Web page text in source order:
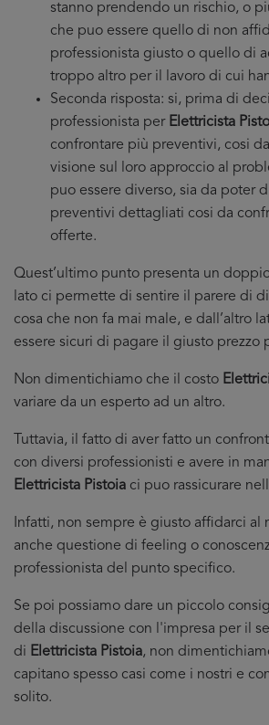
stanno prendendo un rischio, o
che puo essere quello di non
professionista giusto o quello di
troppo altro per il lavoro di cui
Seconda risposta: si, prima di
professionista per Elettricista
confrontare più preventivi, cosi
visione sul loro approccio al
puo essere diverso, sia da poter
preventivi dettagliati cosi da
offerte.
Quest’ultimo punto presenta un
lato ci permette di sentire il parere di
cosa che non fa mai male, e dall’altro
essere sicuri di pagare il giusto prezzo
Non dimentichiamo che il costo
variare da un esperto ad un altro.
Tuttavia, il fatto di aver fatto un
con diversi professionisti e avere in
Elettricista Pistoia ci puo rassicurare
Infatti, non sempre è giusto affidarci al
anche questione di feeling o
professionista del punto specifico.
Se poi possiamo dare un piccolo
della discussione con l'impresa per il
di Elettricista Pistoia, non
capitano spesso casi come i nostri e
solito.